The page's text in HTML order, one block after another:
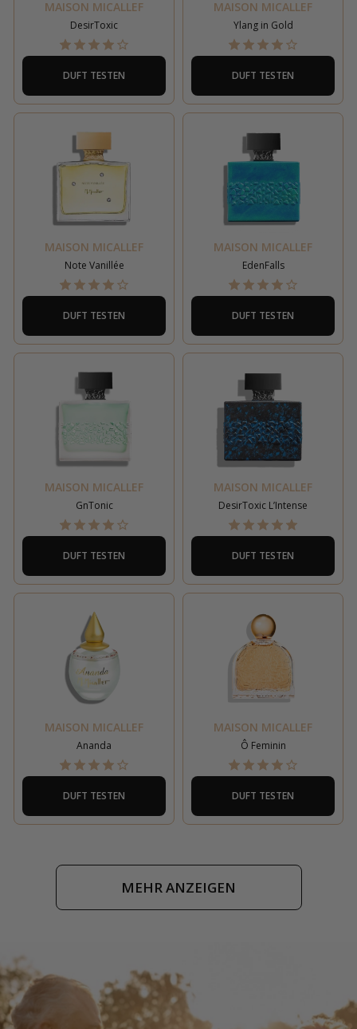
MAISON MICALLEF
DesirToxic
DUFT TESTEN
MAISON MICALLEF
Ylang in Gold
DUFT TESTEN
MAISON MICALLEF
Note Vanillée
DUFT TESTEN
MAISON MICALLEF
EdenFalls
DUFT TESTEN
MAISON MICALLEF
GnTonic
DUFT TESTEN
MAISON MICALLEF
DesirToxic L’Intense
DUFT TESTEN
MAISON MICALLEF
Ananda
DUFT TESTEN
MAISON MICALLEF
Ô Feminin
DUFT TESTEN
MEHR ANZEIGEN